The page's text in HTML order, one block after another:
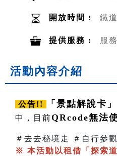
開放時間 : 鐵
提供服務 : 服
活動內容介紹
公告!! 「景點解說卡
中，目前QRcode無法
＃去去秘境走 ＃自行參
※ 本活動以租借「探索